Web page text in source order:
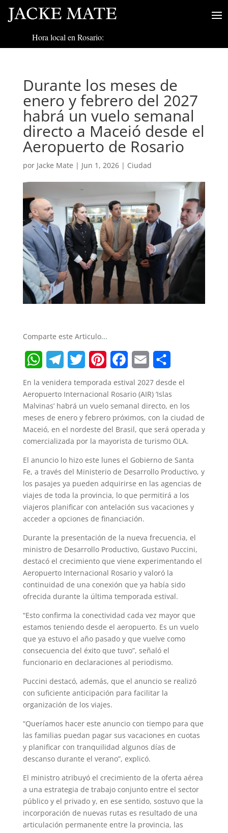
Hora local en Rosario:
Durante los meses de
enero y febrero del 2027
habrá un vuelo semanal
directo a Maceió desde el
Aeropuerto de Rosario
por Jacke Mate | Jun 1, 2026| Ciudad
Comparte este Articulo...
h
a
t
s
A
p
p
e
l
e
g
r
a
m
w
i
t
t
e
r
i
n
t
e
r
e
s
t
a
c
e
b
o
o
k
E
m
a
i
h
a
r
e
En la venidera temporada estival 2027 desde el
Aeropuerto Internacional Rosario (AIR) ‘Islas
Malvinas’ habrá un vuelo semanal directo, en los
meses de enero y febrero próximos, con la ciudad de
Maceió, en el nordeste del Brasil, que será operada y
comercializada por la mayorista de turismo OLA.
El anuncio lo hizo este lunes el Gobierno de Santa
Fe, a través del Ministerio de Desarrollo Productivo, y
los pasajes ya pueden adquirirse en las agencias de
viajes de toda la provincia, lo que permitirá a los
viajeros planificar con antelación sus vacaciones y
acceder a opciones de financiación.
Durante la presentación de la nueva frecuencia, el
ministro de Desarrollo Productivo, Gustavo Puccini,
destacó el crecimiento que viene experimentando el
Aeropuerto Internacional Rosario y valoró la
continuidad de una conexión que ya había sido
ofrecida durante la última temporada estival.
“Esto confirma la conectividad cada vez mayor que
estamos teniendo desde el aeropuerto. Es un vuelo
que ya estuvo el año pasado y que vuelve como
consecuencia del éxito que tuvo”, señaló el
funcionario en declaraciones al periodismo.
Puccini destacó, además, que el anuncio se realizó
con suficiente anticipación para facilitar la
organización de los viajes.
“Queríamos hacer este anuncio con tiempo para que
las familias puedan pagar sus vacaciones en cuotas
y planificar con tranquilidad algunos días de
descanso durante el verano”, explicó.
El ministro atribuyó el crecimiento de la oferta aérea
a una estrategia de trabajo conjunto entre el sector
público y el privado y, en ese sentido, sostuvo que la
incorporación de nuevas rutas es resultado de una
articulación permanente entre la provincia, las